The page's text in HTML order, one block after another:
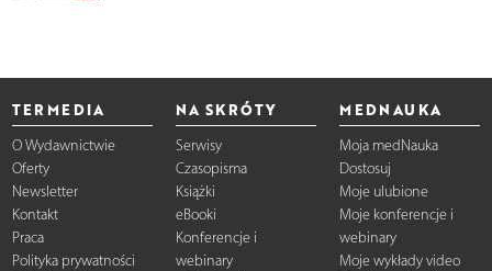
TERMEDIA
O Wydawnictwie
Oferty
Newsletter
Kontakt
Praca
Polityka prywatności
NA SKRÓTY
Serwisy
Czasopisma
Książki
eBooki
Konferencje i
webinary
MEDNAUKA
Moja medNauka
Dostosuj
Moje ulubione
Moje konferencje i
webinary
Moje wykłady video